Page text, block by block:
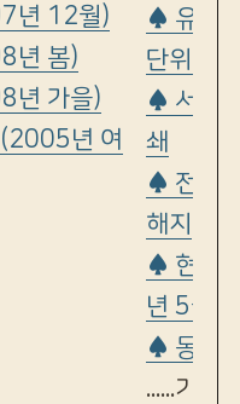
년 12월)
년 봄)
년 가을)
년 여
♠ 유료
단위)
♠ 서울
쇄
♠ 전국
해지
♠ 현공
년 5월)
♠ 동영
......기타